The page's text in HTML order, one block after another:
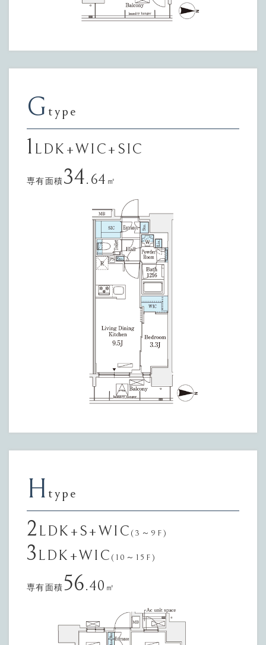
G type
1 LDK+WIC+SIC
専有面積34.64 ㎡
H type
2 LDK+S+WIC (3～9F)
3 LDK+WIC (10～15F)
専有面積56.40 ㎡